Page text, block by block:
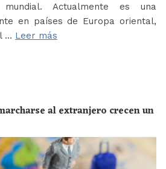
Actualmente es una
en países de Europa oriental,
… Leer más
al extranjero crecen un